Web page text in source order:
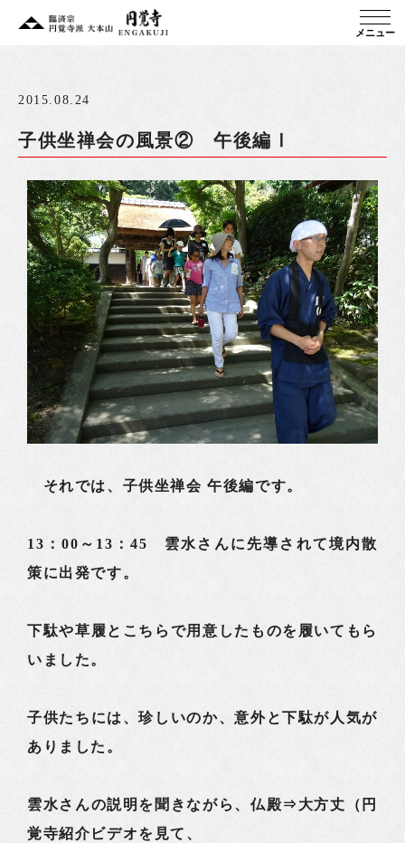
メニュー
2015.08.24
子供坐禅会の風景② 午後編Ⅰ
それでは、子供坐禅会 午後編です。
13：00～13：45 雲水さんに先導されて境内散
策に出発です。
下駄や草履とこちらで用意したものを履いてもら
いました。
子供たちには、珍しいのか、意外と下駄が人気が
ありました。
雲水さんの説明を聞きながら、仏殿⇒大方丈（円
覚寺紹介ビデオを見て、